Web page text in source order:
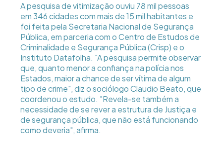
A pesquisa de vitimização ouviu 78 mil pessoas
em 346 cidades com mais de 15 mil habitantes e
foi feita pela Secretaria Nacional de Segurança
Pública, em parceria com o Centro de Estudos de
Criminalidade e Segurança Pública (Crisp) e o
Instituto Datafolha. "A pesquisa permite observar
que, quanto menor a confiança na polícia nos
Estados, maior a chance de ser vítima de algum
tipo de crime", diz o sociólogo Claudio Beato, que
coordenou o estudo. "Revela-se também a
necessidade de se rever a estrutura de Justiça e
de segurança pública, que não está funcionando
como deveria", afirma.